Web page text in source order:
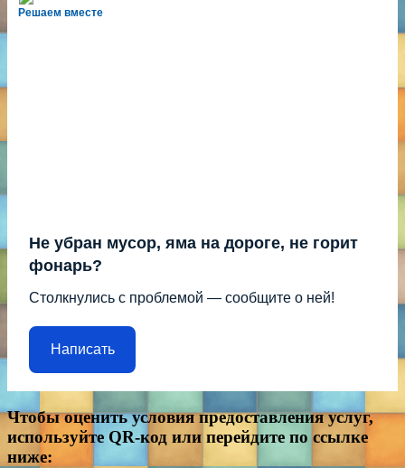
Решаем вместе
Не убран мусор, яма на дороге, не горит
фонарь?
Столкнулись с проблемой — сообщите о ней!
Написать
Чтобы оценить условия предоставления услуг,
используйте QR-код или перейдите по ссылке
ниже: